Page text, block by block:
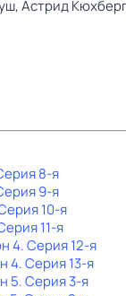
Астрид
8-я
9-я
10-я
11-я
4. Серия 12-я
4. Серия 13-я
5. Серия 3-я